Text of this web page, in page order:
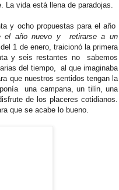
La vida está llena de paradojas.
y ocho propuestas para el año
el año nuevo y retirarse a un
1 de enero, traicionó la primera
y seis restantes no sabemos
del tiempo, al que imaginaba
que nuestros sentidos tengan la
una campana, un tilín, una
de los placeres cotidianos.
que se acabe lo bueno.